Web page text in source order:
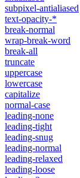
subpixel-antialiased
text-opacity-*
break-normal
wrap-break-word
break-all
truncate
uppercase
lowercase
capitalize
normal-case
leading-none
leading-tight
leading-snug
leading-normal
leading-relaxed
leading-loose